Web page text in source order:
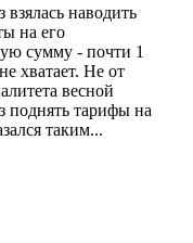
наводить
на его
сумму - почти 1
хватает. Не от
весной
поднять тарифы на
таким...